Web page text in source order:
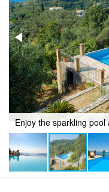
Private Infinity pool